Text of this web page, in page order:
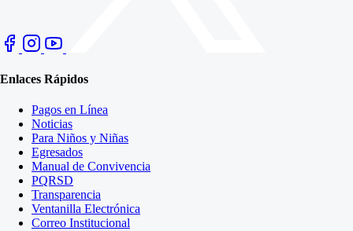
Enlaces Rápidos
Pagos en Línea
Noticias
Para Niños y Niñas
Egresados
Manual de Convivencia
PQRSD
Transparencia
Ventanilla Electrónica
Correo Institucional